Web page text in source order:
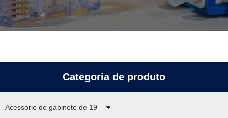
Categoria de produto
Acessório de gabinete de 19”